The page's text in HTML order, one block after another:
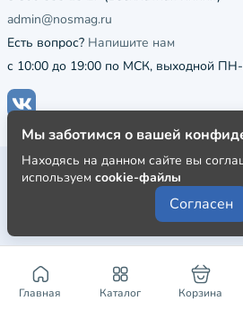
Главная Каталог Корзина
admin@nosmag.ru
Есть вопрос? Напишите нам
с 10:00 до 19:00 по МСК, выходной
Публичная оферта
Пользовательское соглашение
Политика конфиденциальности
Мы заботимся о вашей
Находясь на данном сайте вы
используем cookie-файлы
Согласен